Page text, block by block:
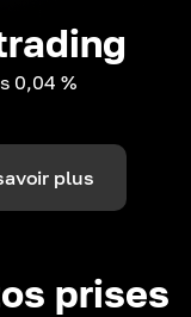
0,04 %
plus
prises